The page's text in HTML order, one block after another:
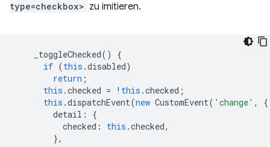
type=checkbox> zu imitieren.
_toggleChecked()
{
if (this .disabled)
return ;
this .checked = ! this .checked ;
this .dispatchEvent(new CustomEvent( 'change' ,
{
detail :
{
checked : this .checked,
},